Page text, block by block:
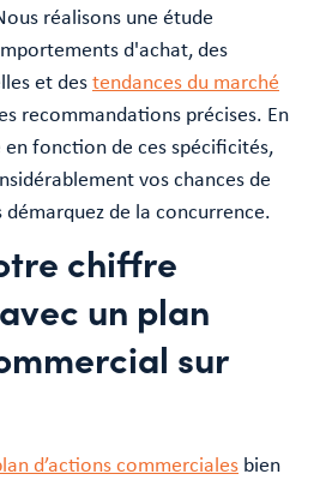
réalisons une étude
d'achat, des
et destendances du marché
recommandations précises. En
fonction de ces spécificités,
vos chances de
démarquez de la concurrence.
chiffre
un plan
sur
d’actions commerciales bien